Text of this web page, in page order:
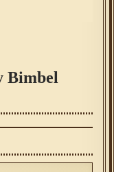
Bimbel